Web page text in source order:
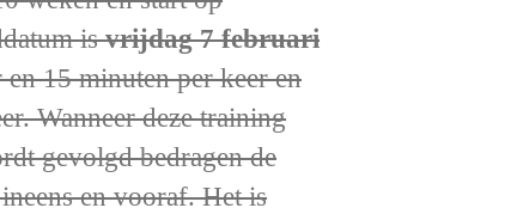
isvrijdag 7 februari
15 minuten per keer en
Wanneer deze training
gevolgd bedragen de
en vooraf. Het is